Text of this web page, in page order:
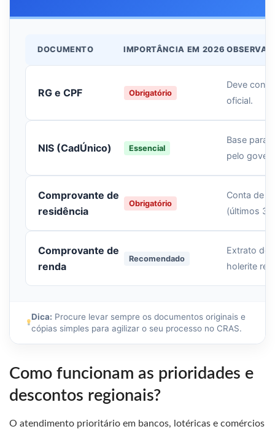
DOCUMENTO IMPORTÂNCIA EM 2026
RG e CPF Obrigatório
Deve
oficial.
NIS (CadÚnico) Essencial
Base para
pelo
Comprovante de
residência
Obrigatório
Conta de
(últimos 3
Comprovante de
renda
Recomendado
Extrato do
holerite
Dica: Procure levar sempre os documentos originais e
cópias simples para agilizar o seu processo no CRAS.
Como funcionam as prioridades e
descontos regionais?
O atendimento prioritário em bancos, lotéricas e comércios